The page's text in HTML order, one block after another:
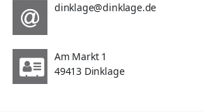
dinklage@dinklage.de
Am Markt 1
49413 Dinklage